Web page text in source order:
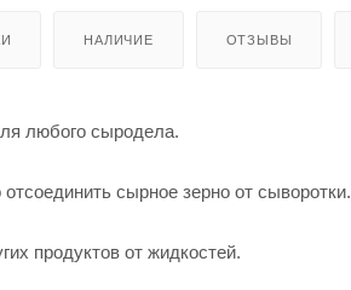
НАЛИЧИЕ ОТЗЫВЫ
любого сыродела.
сырное зерно от сыворотки.
продуктов от жидкостей.